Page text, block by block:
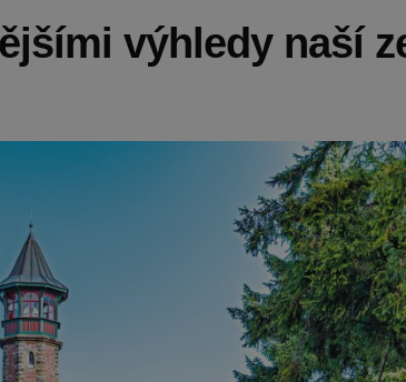
výhledy naší